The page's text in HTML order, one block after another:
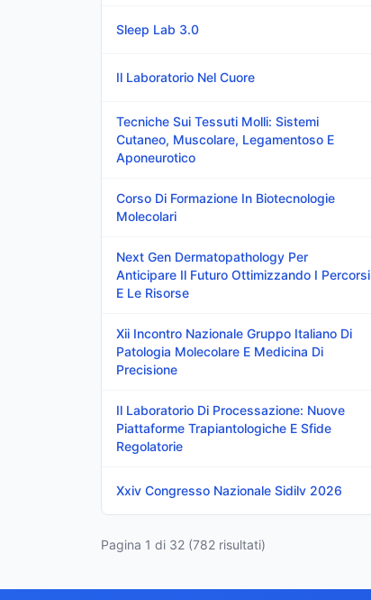
Sleep Lab 3.0
Il Laboratorio Nel Cuore
Tecniche Sui Tessuti Molli: Sistemi
Cutaneo, Muscolare, Legamentoso E
Aponeurotico
Corso Di Formazione In Biotecnologie
Molecolari
Next Gen Dermatopathology Per
Anticipare Il Futuro Ottimizzando I Percorsi
E Le Risorse
Xii Incontro Nazionale Gruppo Italiano Di
Patologia Molecolare E Medicina Di
Precisione
Il Laboratorio Di Processazione: Nuove
Piattaforme Trapiantologiche E Sfide
Regolatorie
Xxiv Congresso Nazionale Sidilv 2026
Pagina 1 di 32 (782 risultati)